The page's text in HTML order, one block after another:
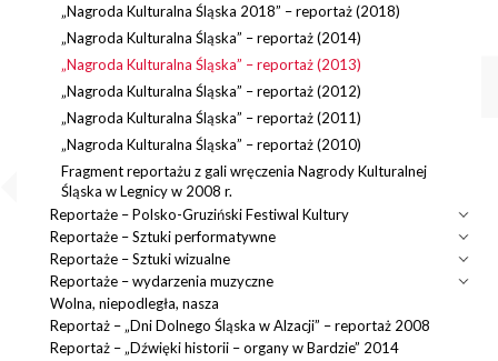
„Nagroda Kulturalna Śląska 2018” – reportaż (2018)
„Nagroda Kulturalna Śląska” – reportaż (2014)
„Nagroda Kulturalna Śląska” – reportaż (2013)
„Nagroda Kulturalna Śląska” – reportaż (2012)
„Nagroda Kulturalna Śląska” – reportaż (2011)
„Nagroda Kulturalna Śląska” – reportaż (2010)
Fragment reportażu z gali wręczenia Nagrody Kulturalnej
Śląska w Legnicy w 2008 r.
Reportaże – Polsko-Gruziński Festiwal Kultury
Reportaże – Sztuki performatywne
Reportaże – Sztuki wizualne
Reportaże – wydarzenia muzyczne
Wolna, niepodległa, nasza
Reportaż – „Dni Dolnego Śląska w Alzacji” – reportaż 2008
Reportaż – „Dźwięki historii – organy w Bardzie” 2014